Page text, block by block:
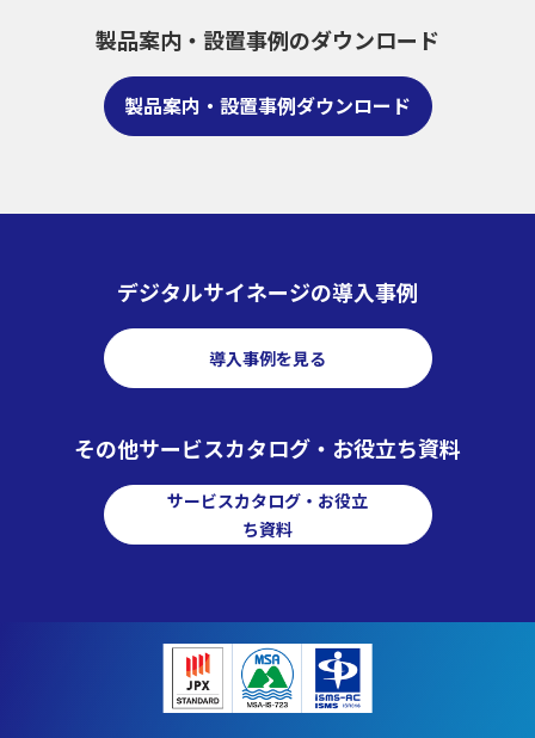
製品案内・設置事例のダウンロード
製品案内・設置事例ダウンロード
デジタルサイネージの導入事例
導入事例を見る
その他サービスカタログ・お役立ち資料
サービスカタログ・お役立
ち資料